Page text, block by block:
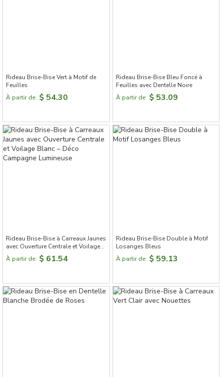
Rideau Brise-Bise Vert à Motif de
Feuilles
À partir de: $ 54.30
Rideau Brise-Bise Bleu Foncé à
Feuilles avec Dentelle Noire
À partir de: $ 53.09
Rideau Brise-Bise à Carreaux Jaunes
avec Ouverture Centrale et Voilage
Blanc – Déco Campagne Lumineuse
À partir de: $ 61.54
Rideau Brise-Bise Double à Motif
Losanges Bleus
À partir de: $ 59.13